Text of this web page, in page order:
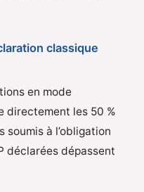
classique
en mode
directement les 50 %
soumis à l’obligation
déclarées dépassent